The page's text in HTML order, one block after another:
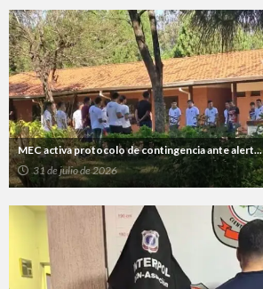
MEC activa protocolo de contingencia ante alert...
31 de julio de 2026